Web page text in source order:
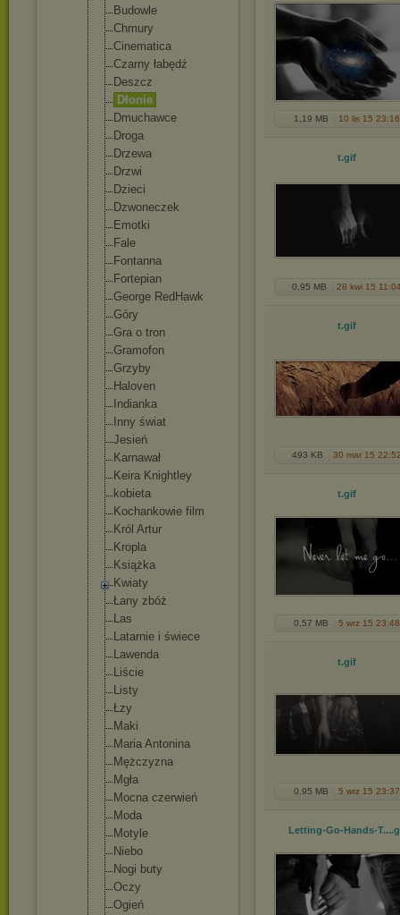
Budowle
Chmury
Cinematica
Czarny łabędź
Deszcz
Dłonie
Dmuchawce
Droga
Drzewa
Drzwi
Dzieci
Dzwoneczek
Emotki
Fale
Fontanna
Fortepian
George RedHawk
Góry
Gra o tron
Gramofon
Grzyby
Haloven
Indianka
Inny świat
Jesień
Karnawał
Keira Knightley
kobieta
Kochankowie film
Król Artur
Kropla
Książka
Kwiaty
Łany zbóż
Las
Latarnie i świece
Lawenda
Liście
Listy
Łzy
Maki
Maria Antonina
Mężczyzna
Mgła
Mocna czerwień
Moda
Motyle
Niebo
Nogi buty
Oczy
Ogień
1,19 MB 10 lis 15 23:16
t.gif
0,95 MB 28 kwi 15
t.gif
493 KB 30 mar 15
t.gif
0,57 MB 5 wrz 15 23:48
t.gif
0,95 MB 5 wrz 15 23:37
Letting-Go-Hands-T...